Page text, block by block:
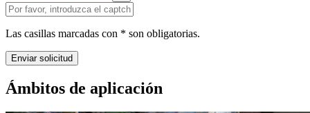
Las casillas marcadas con * son obligatorias.
Ámbitos de aplicación